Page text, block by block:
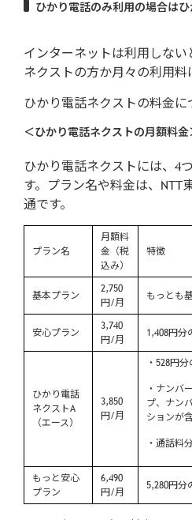
ひかり電話のみ利用の場合は
インターネットは利用しな
ネクストの方か月々の利用料
ひかり電話ネクストの料金に
＜ひかり電話ネクストの月額料金
ひかり電話ネクストには、4
す。プラン名や料金は、NTT
通です。
プラン名
月額料
金（税
込み）
特徴
基本プラン
2,750
円/月
もっとも
安心プラン
3,740
円/月
1,408円分
ひかり電話
ネクストA
（エース）
3,850
円/月
・528円
・ナンバ
プ、ナン
ションが
・通話料
もっと安心
プラン
6,490
円/月
5,280円分